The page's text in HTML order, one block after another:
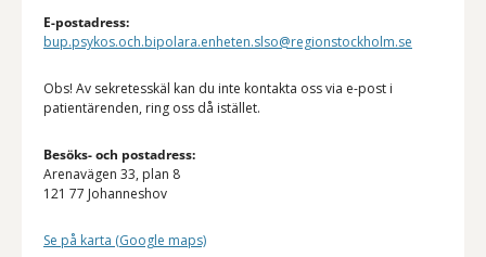
E-postadress:
bup.psykos.och.bipolara.enheten.slso@regionstockholm.se
Obs! Av sekretesskäl kan du inte kontakta oss via e-post i
patientärenden, ring oss då istället.
Besöks- och postadress:
Arenavägen 33, plan 8
121 77 Johanneshov
Se på karta (Google maps)